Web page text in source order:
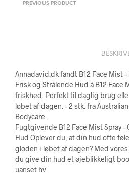
PREVIOUS PRODUCT
Annadavid.dk fandt B12 Face Mist
Frisk og Strålende Hud â B12
friskhed. Perfekt til daglig brug
løbet af dagen. – 2 stk. fra
Bodycare.
Fugtgivende B12 Face Mist Spray
Hud Oplever du, at din hud ofte
gløden i løbet af dagen? Med vores
du give din hud et øjeblikkeligt
uanset hv